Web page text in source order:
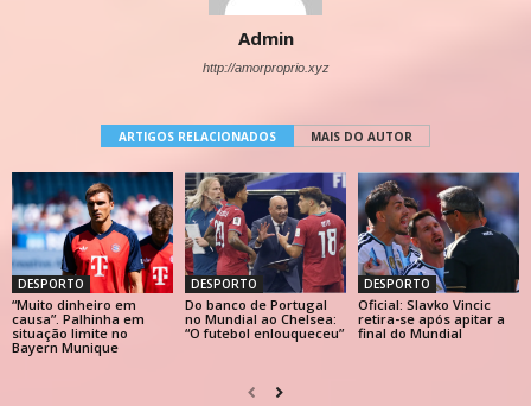
Admin
http://amorproprio.xyz
ARTIGOS RELACIONADOS MAIS DO AUTOR
DESPORTO
“Muito dinheiro em
causa”. Palhinha em
situação limite no
Bayern Munique
DESPORTO
Do banco de Portugal
no Mundial ao Chelsea:
“O futebol enlouqueceu”
DESPORTO
Oficial: Slavko Vincic
retira-se após apitar a
final do Mundial